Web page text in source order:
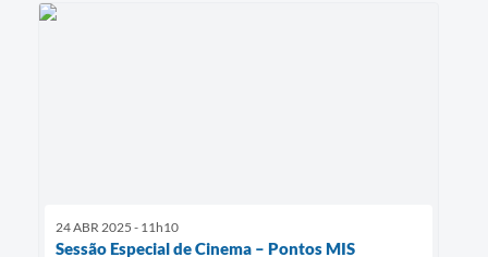
24 ABR 2025 - 11h10
Sessão Especial de Cinema – Pontos MIS